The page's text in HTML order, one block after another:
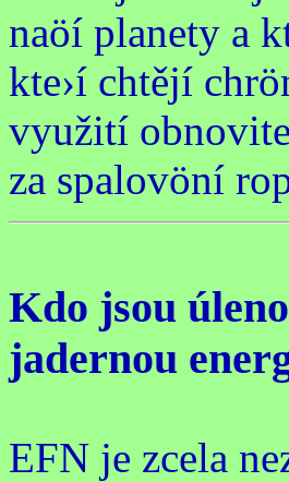
naöí planety a
kte›í chtějí
využití
za spalovöní
Kdo jsou
jadernou
EFN je zcela